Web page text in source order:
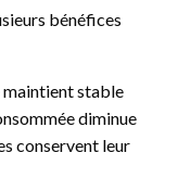
bénéfices
maintient stable
diminue
conservent leur